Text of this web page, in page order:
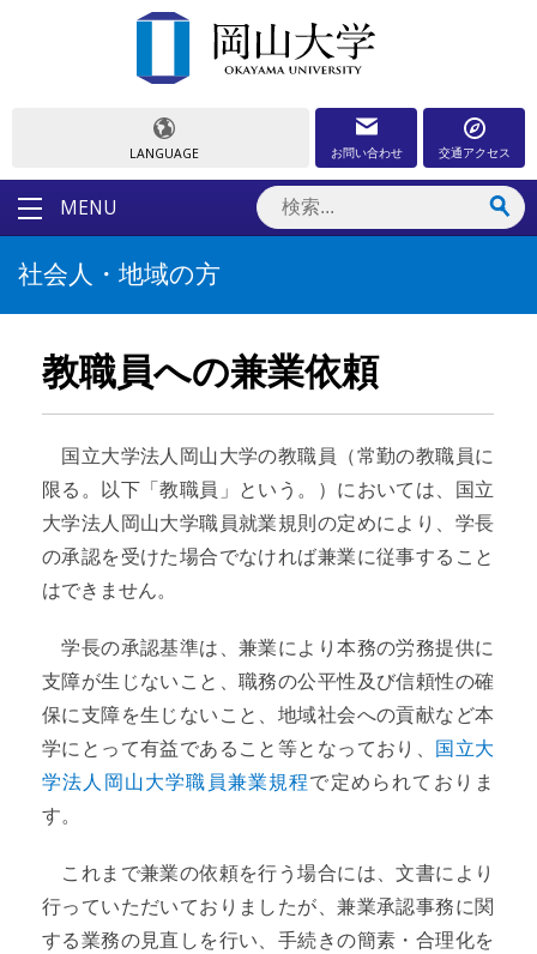
LANGUAGE お問い合わせ 交通アクセス
MENU
社会人・地域の方
教職員への兼業依頼
国立大学法人岡山大学の教職員（常勤の教職員に
限る。以下「教職員」という。）においては、国立
大学法人岡山大学職員就業規則の定めにより、学長
の承認を受けた場合でなければ兼業に従事すること
はできません。
学長の承認基準は、兼業により本務の労務提供に
支障が生じないこと、職務の公平性及び信頼性の確
保に支障を生じないこと、地域社会への貢献など本
学にとって有益であること等となっており、 国立大
学法人岡山大学職員兼業規程で定められておりま
す。
これまで兼業の依頼を行う場合には、文書により
行っていただいておりましたが、兼業承認事務に関
する業務の見直しを行い、手続きの簡素・合理化を